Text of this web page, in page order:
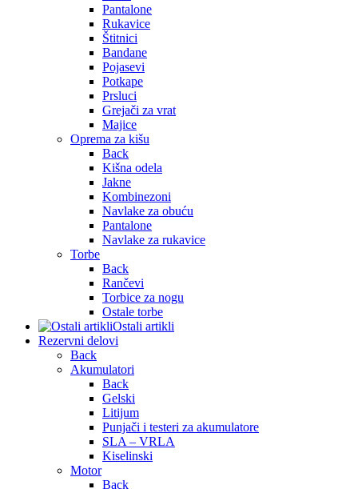
Pantalone
Rukavice
Štitnici
Bandane
Pojasevi
Potkape
Prsluci
Grejači za vrat
Majice
Oprema za kišu
Back
Kišna odela
Jakne
Kombinezoni
Navlake za obuću
Pantalone
Navlake za rukavice
Torbe
Back
Rančevi
Torbice za nogu
Ostale torbe
Ostali artikli
Rezervni delovi
Back
Akumulatori
Back
Gelski
Litijum
Punjači i testeri za akumulatore
SLA – VRLA
Kiselinski
Motor
Back